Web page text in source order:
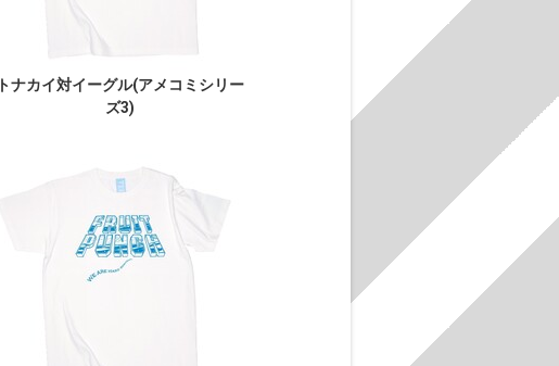
トナカイ対イーグル(アメコミシリー
ズ3)